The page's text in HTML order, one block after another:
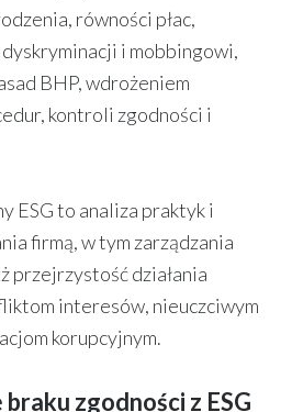
równości płac,
i mobbingowi,
BHP, wdrożeniem
kontroli zgodności i
ESG to analiza praktyk i
firmą, w tym zarządzania
przejrzystość działania
interesów, nieuczciwym
korupcyjnym.
zgodności z ESG